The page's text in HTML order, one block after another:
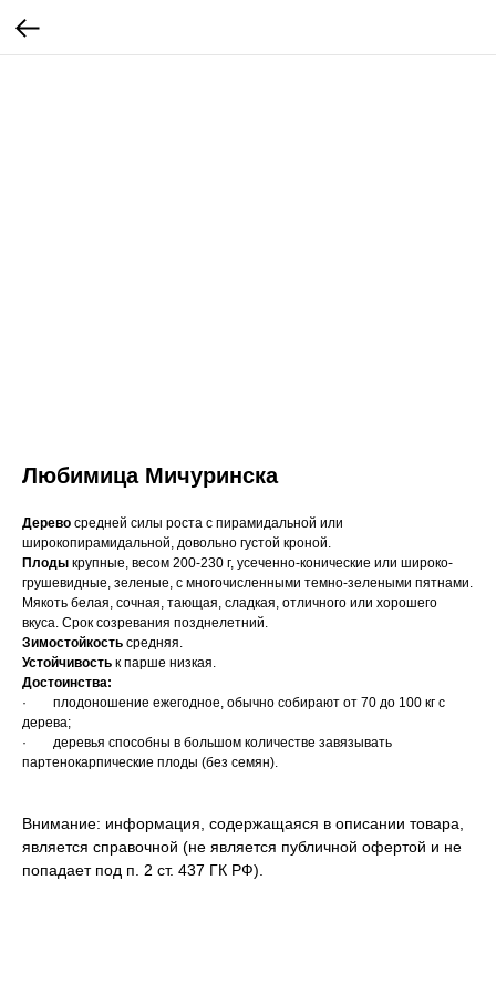
Любимица Мичуринска
Дерево средней силы роста с пирамидальной или
широкопирамидальной, довольно густой кроной.
Плоды крупные, весом 200-230 г, усеченно-конические или широко-
грушевидные, зеленые, с многочисленными темно-зелеными пятнами.
Мякоть белая, сочная, тающая, сладкая, отличного или хорошего
вкуса. Срок созревания позднелетний.
Зимостойкость средняя.
Устойчивость к парше низкая.
Достоинства:
· плодоношение ежегодное, обычно собирают от 70 до 100 кг с
дерева;
· деревья способны в большом количестве завязывать
партенокарпические плоды (без семян).
Внимание: информация, содержащаяся в описании товара,
является справочной (не является публичной офертой и не
попадает под п. 2 ст. 437 ГК РФ).